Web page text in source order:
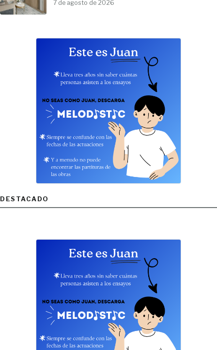
7 de agosto de 2026
DESTACADO